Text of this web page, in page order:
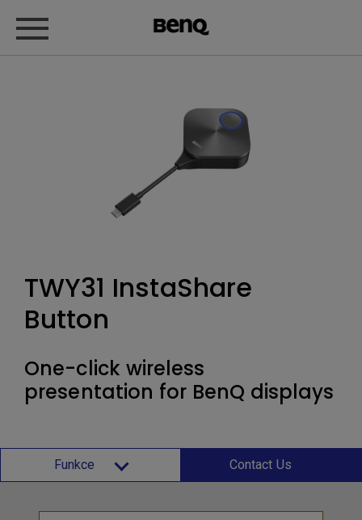
TWY31 InstaShare
Button
One-click wireless
presentation for BenQ displays
Funkce Contact Us